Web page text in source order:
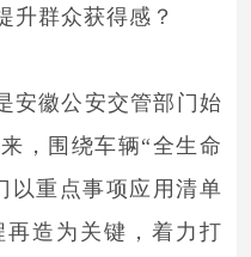
升群众获得感？
安徽公安交管部门始
，围绕车辆“全生命
以重点事项应用清单
造为关键，着力打